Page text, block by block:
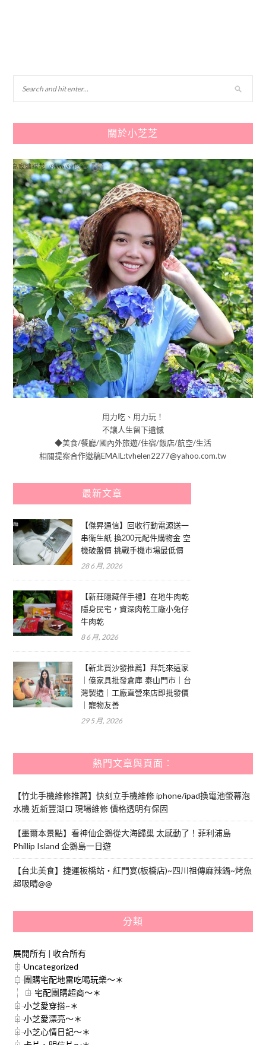
關於小芝芝
用力吃、用力玩！
不讓人生留下遺憾
◆美食/餐廳/國內外旅遊/住宿/飯店/航空/生活
相關提案合作邀稿EMAIL:tvhelen2277@yahoo.com.tw
最新文章
【傑昇通信】回收行動電源送一
串衛生紙 換200元配件購物金 空
機破盤價 挑戰手機市場最低價
28 6 月, 2026
【新莊隱藏伴手禮】在地牛肉乾
隱身民宅，資深肉乾工廠小兔仔
牛肉乾
8 6 月, 2026
【新北買沙發推薦】拜託來這家
｜億家具批發倉庫 泰山門市｜台
灣製造｜工廠直營來店即批發價
｜寵物友善
29 5 月, 2026
熱門文章與頁面︰
【竹北手機維修推薦】快刻立手機維修 iphone/ipad換電池螢幕泡
水機 近新豐湖口 現場維修 價格透明有保固
【墨爾本景點】看神仙企鵝從大海歸巢 太感動了！菲利浦島
Phillip Island 企鵝島一日遊
【台北美食】捷運板橋站‧紅門宴(板橋店)~四川祖傳麻辣鍋~烤魚
超吸睛@@
分類
展開所有 | 收合所有
Uncategorized
團購宅配地雷吃喝玩樂～＊
宅配團購超商～＊
小芝愛穿搭~＊
小芝愛漂亮～＊
小芝心情日記～＊